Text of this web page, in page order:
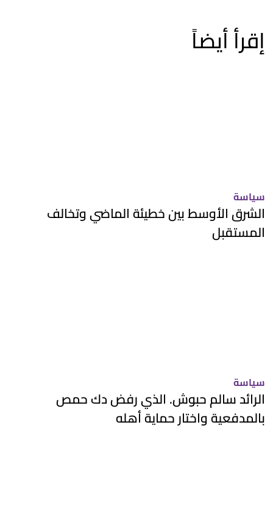
إقرأ أيضاً
سياسة
الشرق الأوسط بين خطيئة الماضي وتخالف
المستقبل
سياسة
الرائد سالم حبوش. الذي رفض دك حمص
بالمدفعية واختار حماية أهله